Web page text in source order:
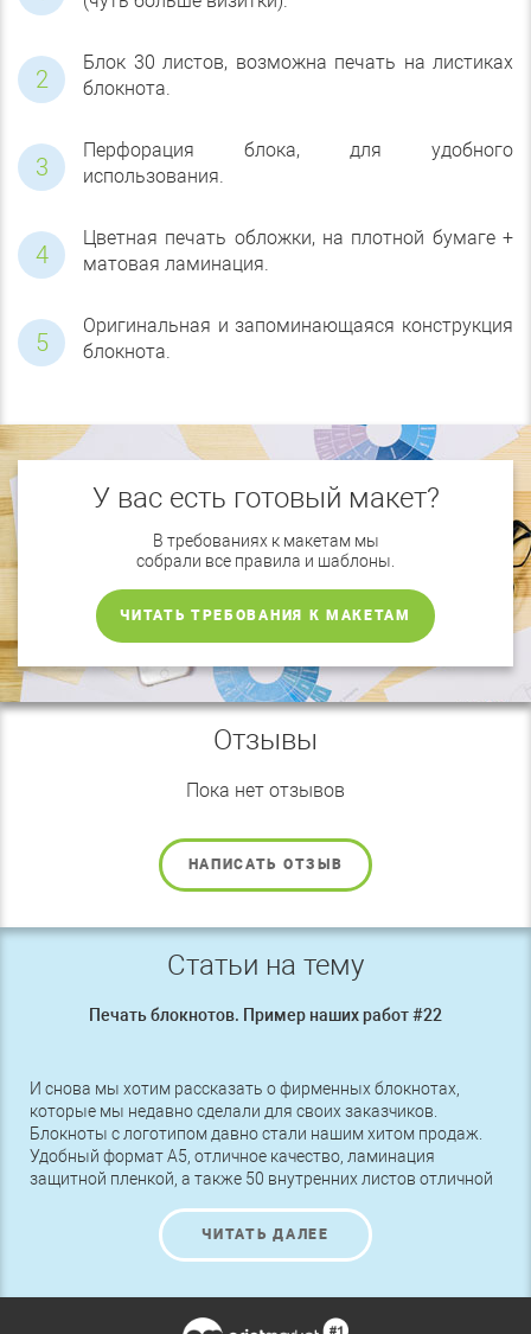
Блок 30 листов, возможна печать на листиках
блокнота.
Перфорация блока, для удобного
использования.
Цветная печать обложки, на плотной бумаге +
матовая ламинация.
Оригинальная и запоминающаяся конструкция
блокнота.
У вас есть готовый макет?
В требованиях к макетам мы
собрали все правила и шаблоны.
ЧИТАТЬ ТРЕБОВАНИЯ К МАКЕТАМ
Отзывы
Пока нет отзывов
НАПИСАТЬ ОТЗЫВ
Статьи на тему
Печать блокнотов. Пример наших работ #22
И снова мы хотим рассказать о фирменных блокнотах,
которые мы недавно сделали для своих заказчиков.
Блокноты с логотипом давно стали нашим хитом продаж.
Удобный формат А5, отличное качество, ламинация
защитной пленкой, а также 50 внутренних листов отличной
стандартный вид наших блокнотов. Конечно же, по
желанию каждого клиента мы вносим изменения в базовую
ЧИТАТЬ ДАЛЕЕ